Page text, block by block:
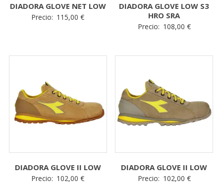
DIADORA GLOVE NET LOW
Precio: 115,00€
DIADORA GLOVE LOW S3
HRO SRA
Precio: 108,00 €
DIADORA GLOVE II LOW
Precio: 102,00€
DIADORA GLOVE II LOW
Precio: 102,00 €